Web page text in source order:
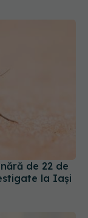
de 22 de